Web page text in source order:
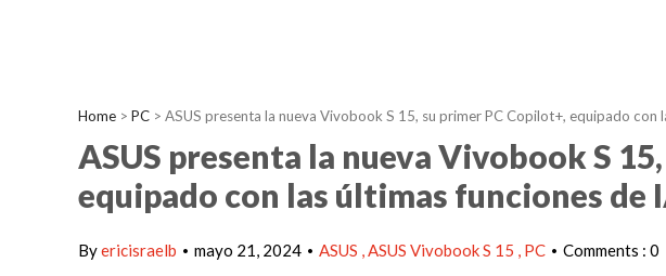
Home > PC > ASUS presenta la nueva Vivobook S 15, su primer PC Copilot+, equipado con
ASUS presenta la nueva Vivobook S
equipado con las últimas funciones de
Byericisraelb • mayo 21, 2024 • ASUS ASUS Vivobook S 15 PC • Comments : 0